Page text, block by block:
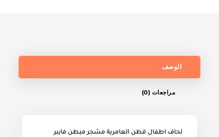
الوصف
مراجعات (0)
لحاف اطفال قطن العامرية مشجر مبطن فايبر